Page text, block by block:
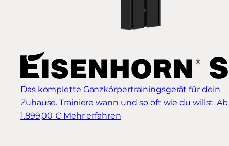
Das komplette Ganzkörpertrainingsgerät für dein
Zuhause. Trainiere wann und so oft wie du willst. Ab
1.899,00 € Mehr erfahren